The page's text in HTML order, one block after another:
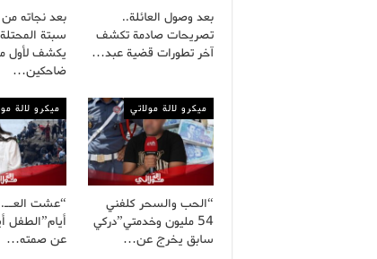
بعد وصول العائلة..
تصريحات صادمة تكشف
آخر تطورات قضية عبد…
بعد نجاته
سبتة
يكشف لأول
ضاحكين…
ميكرو لالة مولاتي
“الحب والسحر كلفني
54 مليون وخدمتي”دركي
سابق يخرج عن…
ميكرو لالة
أيام”الطفل
عن صمته…